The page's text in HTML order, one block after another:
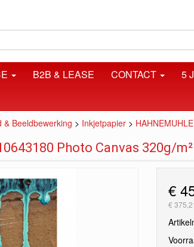
B2B & LEASE CONTACT 5
& Beeldbewerking > Inkjetpapier >
Photo Canvas 320g/
€
€